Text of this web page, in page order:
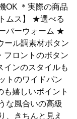
OK ＊実際の商品
ムス】 ★選べる
パーウォーム ★
ール調素材ボタン
フロントのボタン
インのスタイルも
トのワイドパン
嬉しいポイント
な風合いの高級
、きちんと見え